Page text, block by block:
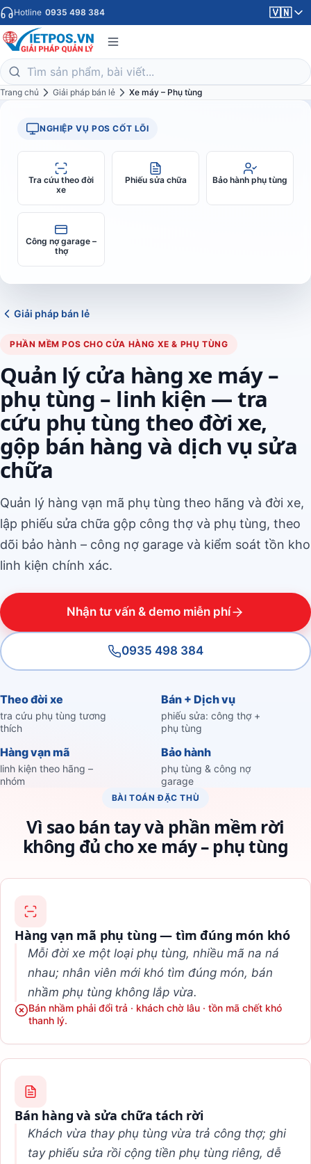
Hotline 0935 498 384 🇻🇳
Trang chủ Giải pháp bán lẻ Xe máy – Phụ tùng
Giải pháp bán lẻ
PHẦN MỀM POS CHO CỬA HÀNG XE & PHỤ TÙNG
Quản lý cửa hàng xe máy –
phụ tùng – linh kiện — tra
cứu phụ tùng theo đời xe,
gộp bán hàng và dịch vụ sửa
chữa
Quản lý hàng vạn mã phụ tùng theo hãng và đời xe,
lập phiếu sửa chữa gộp công thợ và phụ tùng, theo
dõi bảo hành – công nợ garage và kiểm soát tồn kho
linh kiện chính xác.
Nhận tư vấn & demo miễn phí
0935 498 384
Theo đời xe
tra cứu phụ tùng tương
thích
Bán + Dịch vụ
phiếu sửa: công thợ +
phụ tùng
Hàng vạn mã
linh kiện theo hãng –
nhóm
Bảo hành
phụ tùng & công nợ
garage
NGHIỆP VỤ POS CỐT LÕI
Tra cứu theo đời
xe
Phiếu sửa chữa Bảo hành phụ tùng
Công nợ garage –
thợ
BÀI TOÁN ĐẶC THÙ
Vì sao bán tay và phần mềm rời
không đủ cho xe máy – phụ tùng
Hàng vạn mã phụ tùng — tìm đúng món khó
Mỗi đời xe một loại phụ tùng, nhiều mã na ná
nhau; nhân viên mới khó tìm đúng món, bán
nhầm phụ tùng không lắp vừa.
Bán nhầm phải đổi trả · khách chờ lâu · tồn mã chết khó
thanh lý.
Bán hàng và sửa chữa tách rời
Khách vừa thay phụ tùng vừa trả công thợ; ghi
tay phiếu sửa rồi cộng tiền phụ tùng riêng, dễ